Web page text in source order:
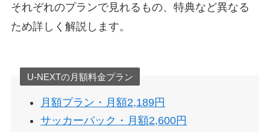
それぞれのプランで見れるもの、特典など異なる
ため詳しく解説します。
U-NEXTの月額料金プラン
月額プラン・月額2,189円
サッカーパック・月額2,600円